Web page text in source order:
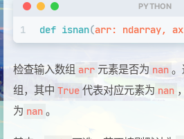
PYTHON
1 def isnan(arr: ndarray,
检查输入数组 arr 元素是否为 nan
组，其中 True 代表对应元素为 nan ，
为 nan 。